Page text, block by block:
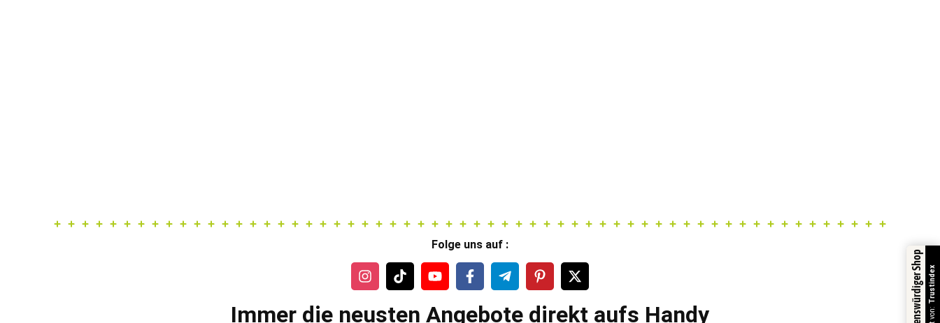
Folge uns auf :
Immer die neusten Angebote direkt aufs Handy
Trustindex